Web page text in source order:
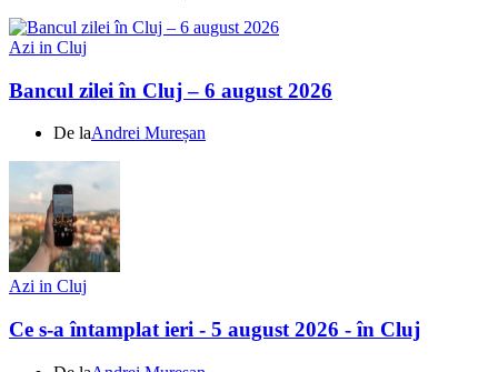
Azi in Cluj
Bancul zilei în Cluj – 6 august 2026
De laAndrei Mureșan
Azi in Cluj
Ce s-a întamplat ieri - 5 august 2026 - în Cluj